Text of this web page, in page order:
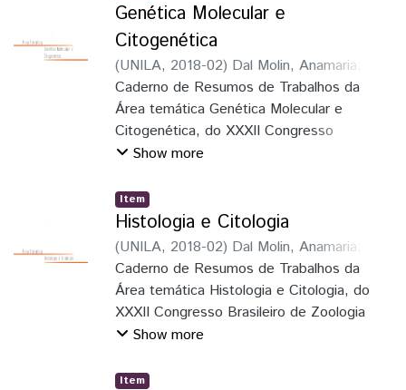
Genética Molecular e
Citogenética
(UNILA, 2018-02) Dal Molin, Anamaria
Soares, Elaine Della Giustina;Schmitz,
Hermes José; Faria Junior, Luiz Roberto
Ribeiro;Pie, Marcio Roberto;Löwenberg
Neto, Peter
Caderno de Resumos de Trabalhos da
Área temática Genética Molecular e
Citogenética, do XXXII Congresso
Brasileiro de Zoologia
Show more
Item
Histologia e Citologia
(UNILA, 2018-02) Dal Molin, Anamaria
Soares, Elaine Della Giustina;Schmitz,
Hermes José; Faria Junior, Luiz Roberto
Ribeiro;Pie, Marcio Roberto; Löwenberg
Neto, Peter
Caderno de Resumos de Trabalhos da
Área temática Histologia e Citologia, do
XXXII Congresso Brasileiro de Zoologia
Show more
Item